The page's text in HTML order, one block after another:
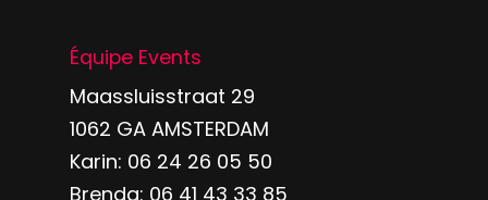
Équipe Events
Maassluisstraat 29
1062 GA AMSTERDAM
Karin: 06 24 26 05 50
Brenda: 06 41 43 33 85